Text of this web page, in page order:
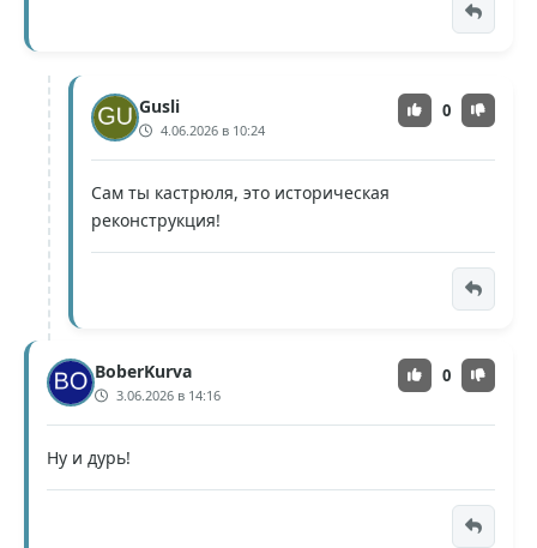
Gusli
4.06.2026 в 10:24
0
Сам ты кастрюля, это историческая
реконструкция!
BoberKurva
3.06.2026 в 14:16
0
Ну и дурь!